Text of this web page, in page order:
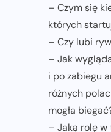
– Czym się
których
– Czy lubi
– Jak
i po zabiegu
różnych
mogła
– Jaką rolę w